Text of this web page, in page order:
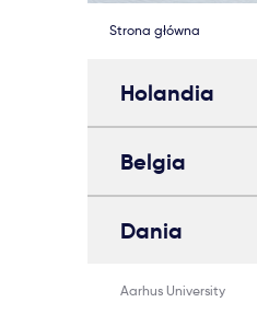
Strona główna
Holandia
Belgia
Dania
Aarhus University